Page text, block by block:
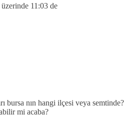
11:03 de
bursa nın hangi ilçesi veya semtinde?
mi acaba?